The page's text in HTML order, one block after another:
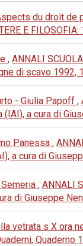
du droit
E
, ANNALI
di scavo
- Giulia Papoff ,
(IAI), a cura di
Panessa ,
a cura di
, ANNALI
di Giuseppe
vetrata s X ora
Quaderno